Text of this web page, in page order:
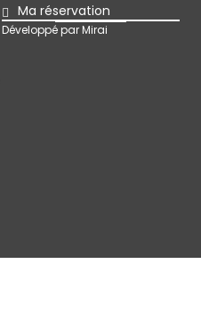
Ma réservation
Développé parMirai